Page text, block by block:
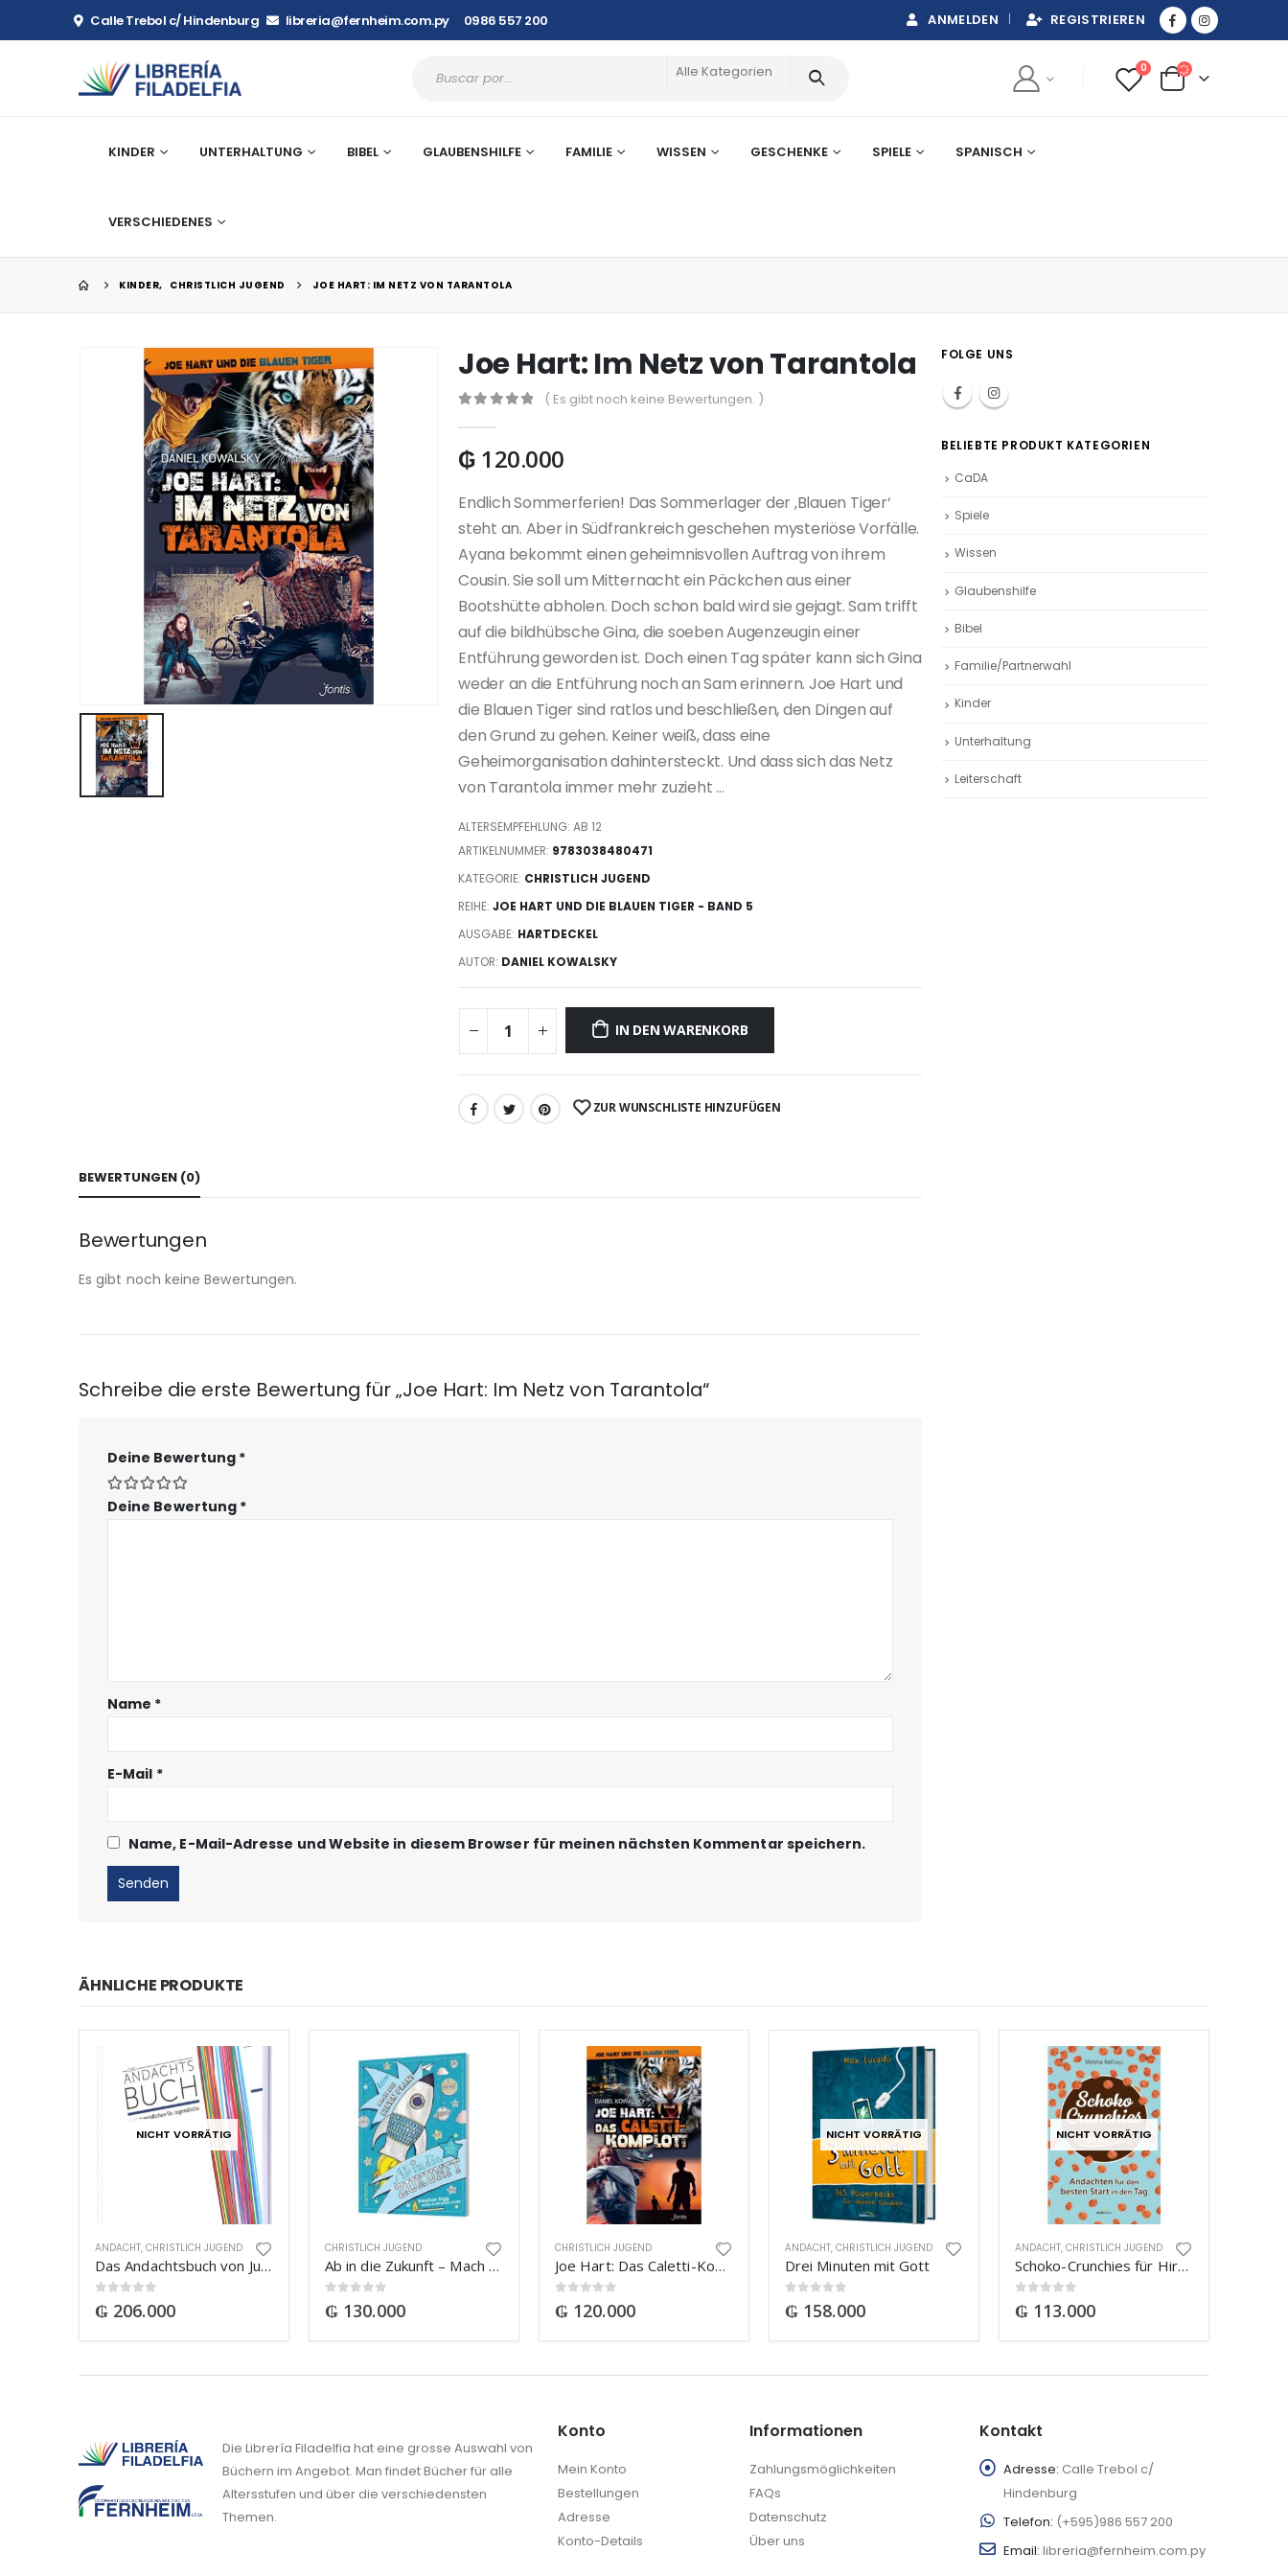
Calle Trebol c/ Hindenburg libreria@fernheim.com.py 0986 557 200 ANMELDEN REGISTRIEREN
Alle Kategorien 0
KINDER UNTERHALTUNG BIBEL GLAUBENSHILFE FAMILIE WISSEN GESCHENKE SPIELE SPANISCH
VERSCHIEDENES
KINDER, CHRISTLICH JUGEND JOE HART: IM NETZ VON TARANTOLA
Joe Hart: Im Netz von Tarantola
( Es gibt noch keine Bewertungen. )
₲ 120.000
Endlich Sommerferien! Das Sommerlager der ‚Blauen Tiger‘
steht an. Aber in Südfrankreich geschehen mysteriöse Vorfälle.
Ayana bekommt einen geheimnisvollen Auftrag von ihrem
Cousin. Sie soll um Mitternacht ein Päckchen aus einer
Bootshütte abholen. Doch schon bald wird sie gejagt. Sam trifft
auf die bildhübsche Gina, die soeben Augenzeugin einer
Entführung geworden ist. Doch einen Tag später kann sich Gina
weder an die Entführung noch an Sam erinnern. Joe Hart und
die Blauen Tiger sind ratlos und beschließen, den Dingen auf
den Grund zu gehen. Keiner weiß, dass eine
Geheimorganisation dahintersteckt. Und dass sich das Netz
von Tarantola immer mehr zuzieht …
ALTERSEMPFEHLUNG: AB 12
ARTIKELNUMMER: 9783038480471
KATEGORIE: CHRISTLICH JUGEND
REIHE: JOE HART UND DIE BLAUEN TIGER - BAND 5
AUSGABE: HARTDECKEL
AUTOR: DANIEL KOWALSKY
IN DEN WARENKORB
ZUR WUNSCHLISTE HINZUFÜGEN
BEWERTUNGEN (0)
Bewertungen
Es gibt noch keine Bewertungen.
Schreibe die erste Bewertung für „Joe Hart: Im Netz von Tarantola“
Deine Bewertung *
Deine Bewertung *
Name *
E-Mail *
Name, E-Mail-Adresse und Website in diesem Browser für meinen nächsten Kommentar speichern.
FOLGE UNS
BELIEBTE PRODUKT KATEGORIEN
CaDA
Spiele
Wissen
Glaubenshilfe
Bibel
Familie/Partnerwahl
Kinder
Unterhaltung
Leiterschaft
ÄHNLICHE PRODUKTE
NICHT VORRÄTIG
ANDACHT, CHRISTLICH JUGEND
Das Andachtsbuch von Jugendlichen für Jugendliche
0out of 5
₲ 206.000
CHRISTLICH JUGEND
Ab in die Zukunft – Mach dir einen Plan
0out of 5
₲ 130.000
CHRISTLICH JUGEND
Joe Hart: Das Caletti-Komplott
0out of 5
₲ 120.000
NICHT VORRÄTIG
ANDACHT, CHRISTLICH JUGEND
Drei Minuten mit Gott
0out of 5
₲ 158.000
NICHT VORRÄTIG
ANDACHT, CHRISTLICH JUGEND
Schoko-Crunchies für Hirn & Herz
0out of 5
₲ 113.000
Die Librería Filadelfia hat eine grosse Auswahl von
Büchern im Angebot. Man findet Bücher für alle
Altersstufen und über die verschiedensten
Themen.
Konto
Mein Konto
Bestellungen
Adresse
Konto-Details
Informationen
Zahlungsmöglichkeiten
FAQs
Datenschutz
Über uns
Kontakt
Adresse: Calle Trebol c/
Hindenburg
Telefon: (+595)986 557 200
Email: libreria@fernheim.com.py